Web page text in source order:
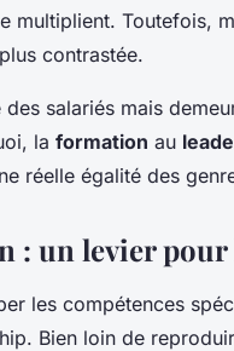
multiplient. Toutefois,
contrastée.
salariés mais
la formation au
réelle égalité des
: un levier pour
les compétences
Bien loin de